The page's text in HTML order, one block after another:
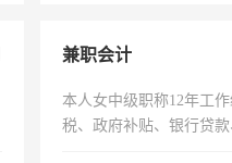
兼职会计
本人女中级职称12年工
税、政府补贴、银行贷